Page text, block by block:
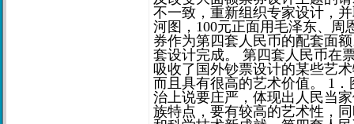
不一致，重新组织专家设计，
河图，100元正面用毛泽东、
券作为第四套人民币的配套面
套设计完成。 第四套人民币在
吸收了国外钞票设计的某些艺
而且具有很高的艺术价值。 1
治上说要庄严，体现出人民当
族特点，要有较高的艺术性，